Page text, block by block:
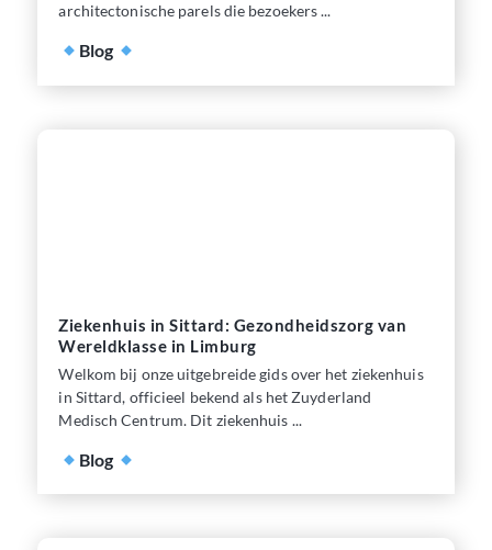
architectonische parels die bezoekers ...
Blog
Ziekenhuis in Sittard: Gezondheidszorg van
Wereldklasse in Limburg
Welkom bij onze uitgebreide gids over het ziekenhuis
in Sittard, officieel bekend als het Zuyderland
Medisch Centrum. Dit ziekenhuis ...
Blog